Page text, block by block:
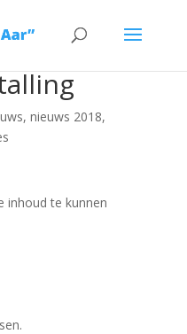
, nieuws 2018,
inhoud te kunnen